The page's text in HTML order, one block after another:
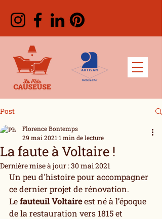
Post
La faute à Voltaire !
Florence Bontemps
29 mai 2021 1 min de lecture
Dernière mise à jour :30 mai 2021
Un peu d'histoire pour accompagner
ce dernier projet de rénovation.
Le fauteuil Voltaire est né à l’époque
de la restauration vers 1815 et